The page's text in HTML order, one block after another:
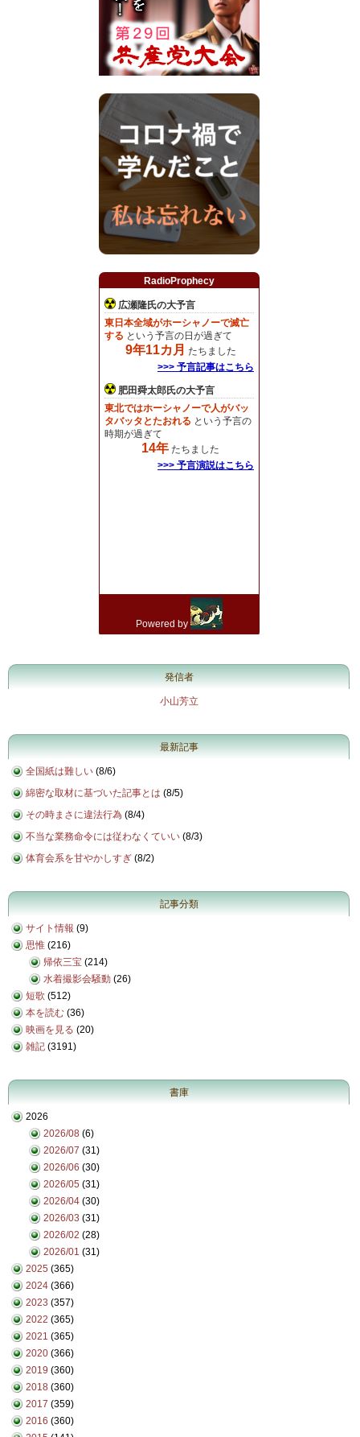
発信者
小山芳立
最新記事
全国紙は難しい (8/6)
綿密な取材に基づいた記事とは (8/5)
その時まさに違法行為 (8/4)
不当な業務命令には従わなくていい (8/3)
体育会系を甘やかしすぎ (8/2)
記事分類
サイト情報 (9)
思惟 (216)
帰依三宝 (214)
水着撮影会騒動 (26)
短歌 (512)
本を読む (36)
映画を見る (20)
雑記 (3191)
書庫
2026
2026/08 (6)
2026/07 (31)
2026/06 (30)
2026/05 (31)
2026/04 (30)
2026/03 (31)
2026/02 (28)
2026/01 (31)
2025 (365)
2024 (366)
2023 (357)
2022 (365)
2021 (365)
2020 (366)
2019 (360)
2018 (360)
2017 (359)
2016 (360)